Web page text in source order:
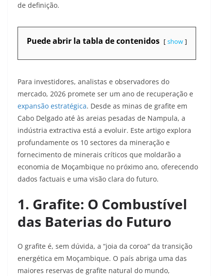
de definição.
Puede abrir la tabla de contenidos show
Para investidores, analistas e observadores do
mercado, 2026 promete ser um ano de recuperação e
expansão estratégica. Desde as minas de grafite em
Cabo Delgado até às areias pesadas de Nampula, a
indústria extractiva está a evoluir. Este artigo explora
profundamente os 10 sectores da mineração e
fornecimento de minerais críticos que moldarão a
economia de Moçambique no próximo ano, oferecendo
dados factuais e uma visão clara do futuro.
1. Grafite: O Combustível
das Baterias do Futuro
O grafite é, sem dúvida, a “joia da coroa” da transição
energética em Moçambique. O país abriga uma das
maiores reservas de grafite natural do mundo,